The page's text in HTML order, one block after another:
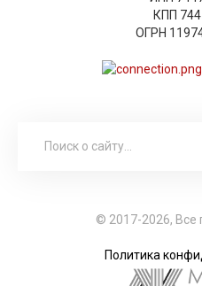
КПП
ОГРН
© 2017-2026,
Политика